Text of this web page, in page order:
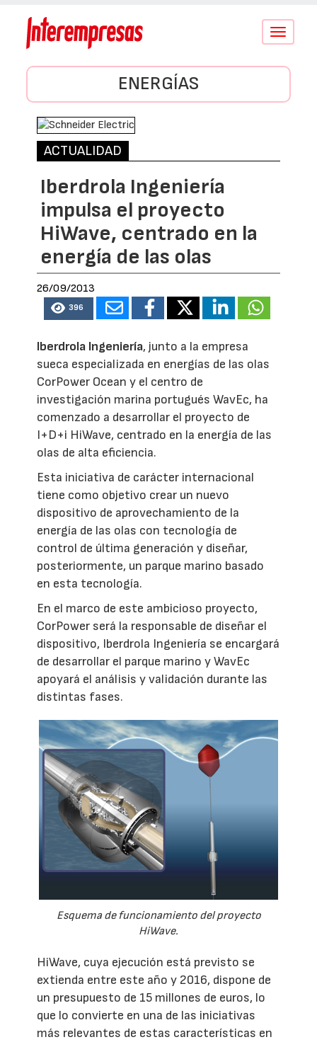
Conmutar
ENERGÍAS
ACTUALIDAD
Iberdrola Ingeniería
impulsa el proyecto
HiWave, centrado en la
energía de las olas
26/09/2013
396
Iberdrola Ingeniería, junto a la empresa
sueca especializada en energías de las olas
CorPower Ocean y el centro de
investigación marina portugués WavEc, ha
comenzado a desarrollar el proyecto de
I+D+i HiWave, centrado en la energía de las
olas de alta eficiencia.
Esta iniciativa de carácter internacional
tiene como objetivo crear un nuevo
dispositivo de aprovechamiento de la
energía de las olas con tecnología de
control de última generación y diseñar,
posteriormente, un parque marino basado
en esta tecnología.
En el marco de este ambicioso proyecto,
CorPower será la responsable de diseñar el
dispositivo, Iberdrola Ingeniería se encargará
de desarrollar el parque marino y WavEc
apoyará el análisis y validación durante las
distintas fases.
Esquema de funcionamiento del proyecto
HiWave.
HiWave, cuya ejecución está previsto se
extienda entre este año y 2016, dispone de
un presupuesto de 15 millones de euros, lo
que lo convierte en una de las iniciativas
más relevantes de estas características en